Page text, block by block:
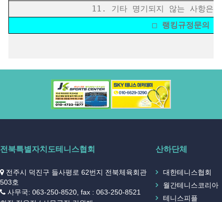
11. 기타 명기되지 않는 사항은
□ 랭킹규정문의 전
전북특별자치도테니스협회
전주시 덕진구 들사평로 62번지 전북체육회관
503호
사무국: 063-250-8520, fax : 063-250-8521
산하단체
대한테니스협회
월간테니스코리아
테니스피플